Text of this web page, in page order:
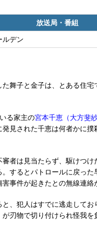
放送局・番組
ルデン
舞子と金子は、とある住宅
る家主の宮本千恵（大方斐紗
発見された千恵は何者かに撲
者は見当たらず、駆けつけ
するとパトロールに戻っ
事件が起きたとの無線連絡
、犯人はすでに逃走してお
が刃物で切り付けられ怪我を